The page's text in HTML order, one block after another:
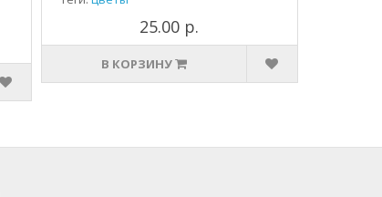
25.00 р.
В КОРЗИНУ